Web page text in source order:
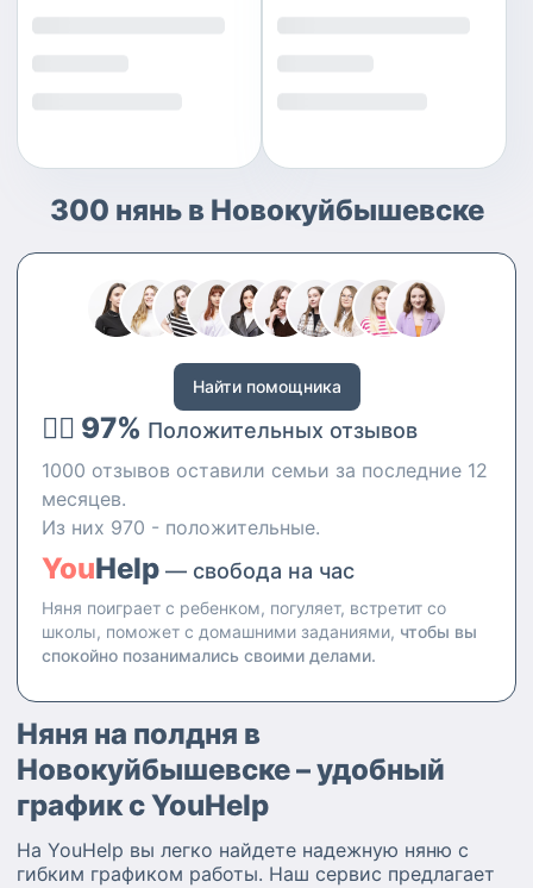
300 нянь в Новокуйбышевске
Найти помощника
👍🏻 97% Положительных отзывов
1000 отзывов оставили семьи за последние 12
месяцев.
Из них 970 - положительные.
YouHelp — свобода на час
Няня поиграет с ребенком, погуляет, встретит со
школы, поможет с домашними заданиями, чтобы вы
спокойно позанимались своими делами.
Няня на полдня в
Новокуйбышевске – удобный
график с YouHelp
На YouHelp вы легко найдете надежную няню с
гибким графиком работы. Наш сервис предлагает